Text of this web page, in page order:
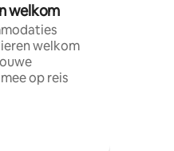
welkom
welkom
op reis